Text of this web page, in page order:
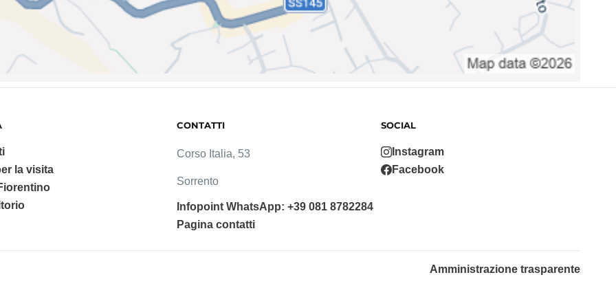
la visita
CONTATTI
Corso Italia, 53
Sorrento
Infopoint WhatsApp: +39 081 8782284
Pagina contatti
SOCIAL
Instagram
Facebook
Amministrazione trasparente